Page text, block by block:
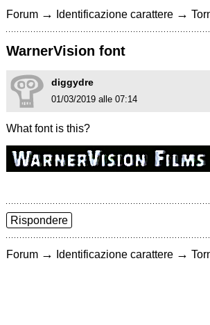
Forum → Identificazione carattere →
WarnerVision font
diggydre
01/03/2019 alle 07:14
What font is this?
Rispondere
Forum → Identificazione carattere →